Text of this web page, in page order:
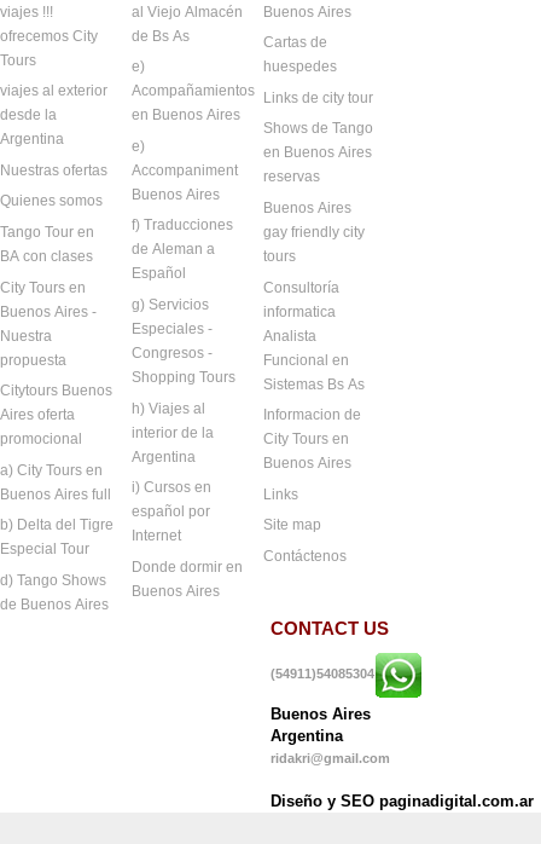
viajes !!!
ofrecemos City
Tours
viajes al exterior
desde la
Argentina
Nuestras ofertas
Quienes somos
Tango Tour en
BA con clases
City Tours en
Buenos Aires -
Nuestra
propuesta
Citytours Buenos
Aires oferta
promocional
a) City Tours en
Buenos Aires full
b) Delta del Tigre
Especial Tour
d) Tango Shows
de Buenos Aires
al Viejo Almacén
de Bs As
e)
Acompañamientos
en Buenos Aires
e)
Accompaniment
Buenos Aires
f) Traducciones
de Aleman a
Español
g) Servicios
Especiales -
Congresos -
Shopping Tours
h) Viajes al
interior de la
Argentina
i) Cursos en
español por
Internet
Donde dormir en
Buenos Aires
Buenos Aires
Cartas de
huespedes
Links de city tour
Shows de Tango
en Buenos Aires
reservas
Buenos Aires
gay friendly city
tours
Consultoría
informatica
Analista
Funcional en
Sistemas Bs As
Informacion de
City Tours en
Buenos Aires
Links
Site map
Contáctenos
CONTACT US
(54911)54085304
Buenos Aires
Argentina
ridakri@gmail.com
Diseño y SEO paginadigital.com.ar